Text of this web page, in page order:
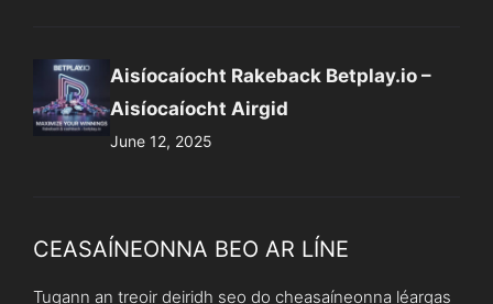
Aisíocaíocht Rakeback Betplay.io –
Aisíocaíocht Airgid
June 12, 2025
CEASAÍNEONNA BEO AR LÍNE
Tugann an treoir deiridh seo do cheasaíneonna léargas